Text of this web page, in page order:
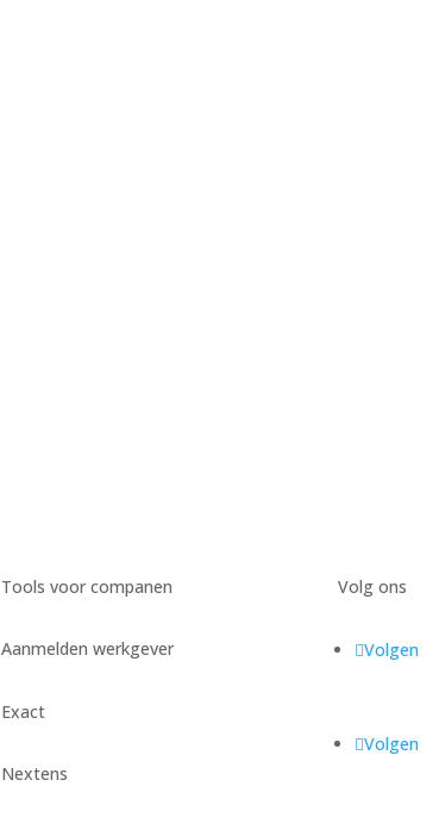
Tools voor companen
Aanmelden werkgever
Exact
Nextens
Volg ons
Volgen
Volgen